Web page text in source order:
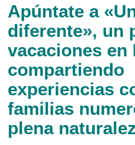
Apúntate a
diferente», un
vacaciones en
compartiendo
experiencias
familias
plena